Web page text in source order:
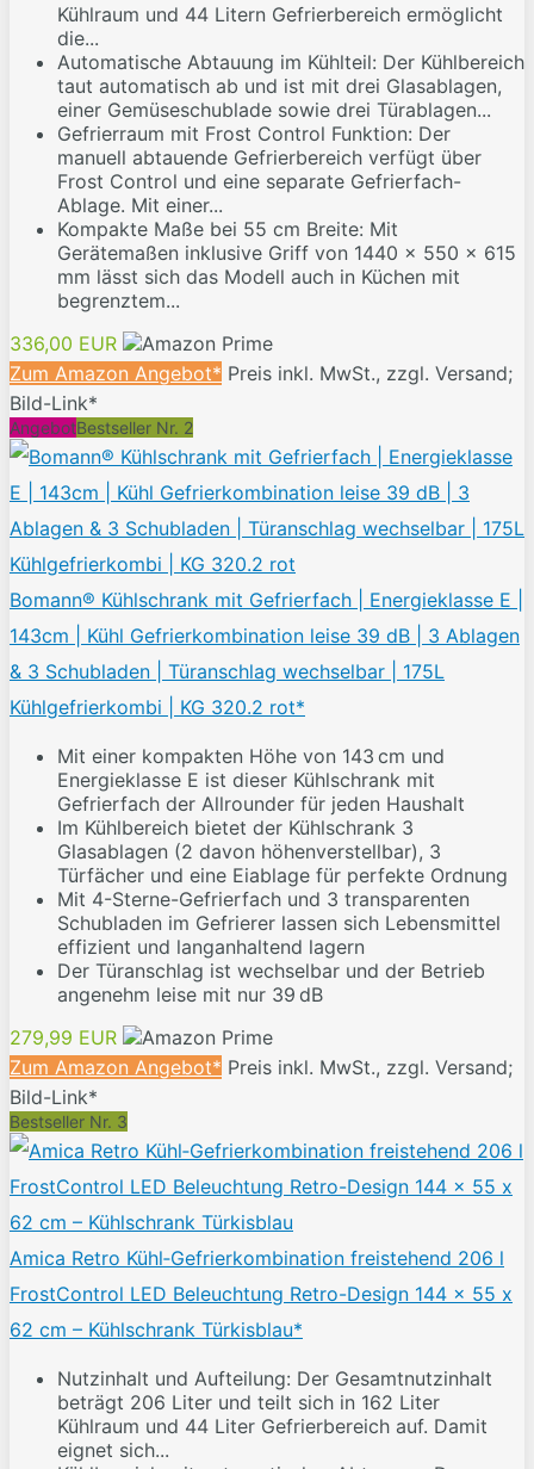
Kühlraum und 44 Litern Gefrierbereich ermöglicht
die...
Automatische Abtauung im Kühlteil: Der Kühlbereich
taut automatisch ab und ist mit drei Glasablagen,
einer Gemüseschublade sowie drei Türablagen...
Gefrierraum mit Frost Control Funktion: Der
manuell abtauende Gefrierbereich verfügt über
Frost Control und eine separate Gefrierfach-
Ablage. Mit einer...
Kompakte Maße bei 55 cm Breite: Mit
Gerätemaßen inklusive Griff von 1440 x 550 x 615
mm lässt sich das Modell auch in Küchen mit
begrenztem...
336,00 EUR
Zum Amazon Angebot* Preis inkl. MwSt., zzgl. Versand;
Bild-Link*
AngebotBestseller Nr. 2
Bomann® Kühlschrank mit Gefrierfach | Energieklasse E |
143cm | Kühl Gefrierkombination leise 39 dB | 3 Ablagen
& 3 Schubladen | Türanschlag wechselbar | 175L
Kühlgefrierkombi | KG 320.2 rot*
Mit einer kompakten Höhe von 143 cm und
Energieklasse E ist dieser Kühlschrank mit
Gefrierfach der Allrounder für jeden Haushalt
Im Kühlbereich bietet der Kühlschrank 3
Glasablagen (2 davon höhenverstellbar), 3
Türfächer und eine Eiablage für perfekte Ordnung
Mit 4-Sterne-Gefrierfach und 3 transparenten
Schubladen im Gefrierer lassen sich Lebensmittel
effizient und langanhaltend lagern
Der Türanschlag ist wechselbar und der Betrieb
angenehm leise mit nur 39 dB
279,99 EUR
Zum Amazon Angebot* Preis inkl. MwSt., zzgl. Versand;
Bild-Link*
Bestseller Nr. 3
Amica Retro Kühl‑Gefrierkombination freistehend 206 l
FrostControl LED Beleuchtung Retro-Design 144 x 55 x
62 cm – Kühlschrank Türkisblau*
Nutzinhalt und Aufteilung: Der Gesamtnutzinhalt
beträgt 206 Liter und teilt sich in 162 Liter
Kühlraum und 44 Liter Gefrierbereich auf. Damit
eignet sich...